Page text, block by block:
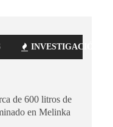
INVESTIGACIÓN
de 600 litros de
en Melinka